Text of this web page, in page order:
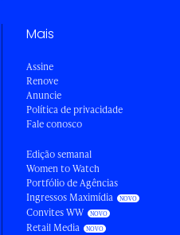
Mais
Assine
Renove
Anuncie
Política de privacidade
Fale conosco
Edição semanal
Women to Watch
Portfólio de Agências
Ingressos Maximídia
Convites WW
Retail Media